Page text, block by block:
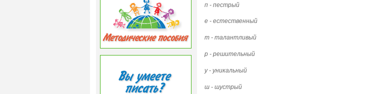
п - пестрый
е - естественный
т - талантливый
р - решительный
у - уникальный
ш - шустрый